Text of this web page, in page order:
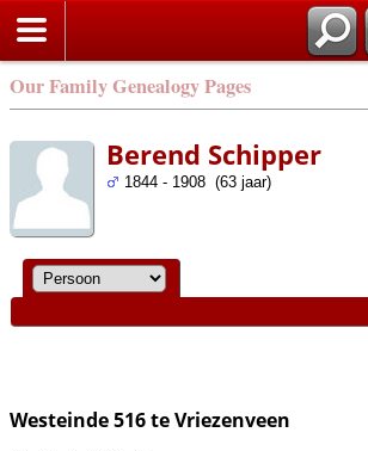
Our Family Genealogy Pages
Berend Schipper
1844 - 1908 (63 jaar)
Westeinde 516 te Vriezenveen